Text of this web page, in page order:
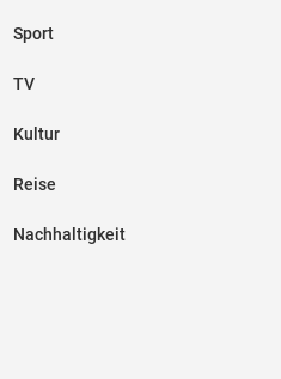
Sport
TV
Kultur
Reise
Nachhaltigkeit